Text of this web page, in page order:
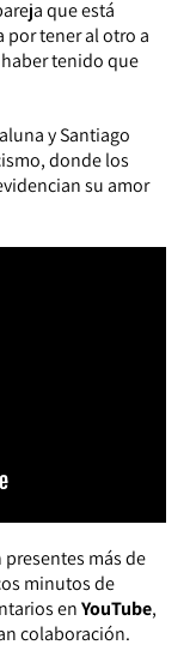
que está
por tener al otro a
tenido que
ySantiago
donde los
su amor
más de
minutos de
enYouTube,
colaboración.